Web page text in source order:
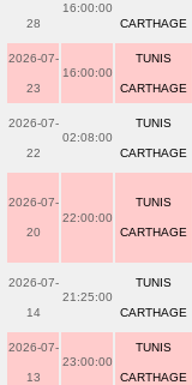
28
16:00:00
CARTHAGE
2026-07-
23
16:00:00
TUNIS
CARTHAGE
2026-07-
22
02:08:00
TUNIS
CARTHAGE
2026-07-
20
22:00:00
TUNIS
CARTHAGE
2026-07-
14
21:25:00
TUNIS
CARTHAGE
2026-07-
13
23:00:00
TUNIS
CARTHAGE